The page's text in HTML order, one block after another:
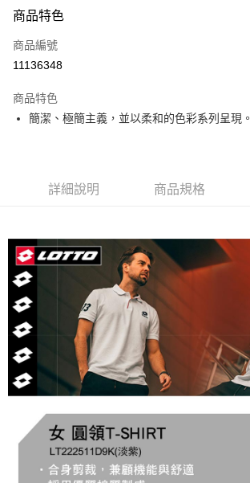
付款後全家取貨
每筆NT$80，滿NT$1,500(含以上)免運費
付款後萊爾富取貨
每筆NT$80，滿NT$3,000(含以上)免運費
付款後7-11取貨
每筆NT$80，滿NT$1,000(含以上)免運費
商品特色
商品編號
11136348
商品特色
簡潔、極簡主義，並以柔和的色彩系列呈現。
詳細說明 商品規格